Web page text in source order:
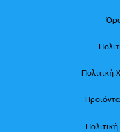
Πολιτική